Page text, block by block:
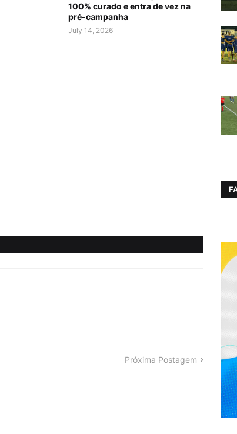
100% curado e entra de vez na
pré-campanha
July 14, 2026
Próxima Postagem